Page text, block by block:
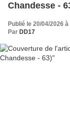
Chandesse -
Publié le 20/04/2026
Par DD17